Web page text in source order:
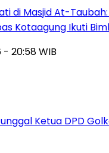
di Masjid At-
Kotaagung Ikuti
- 20:58 WIB
Ketua DPD